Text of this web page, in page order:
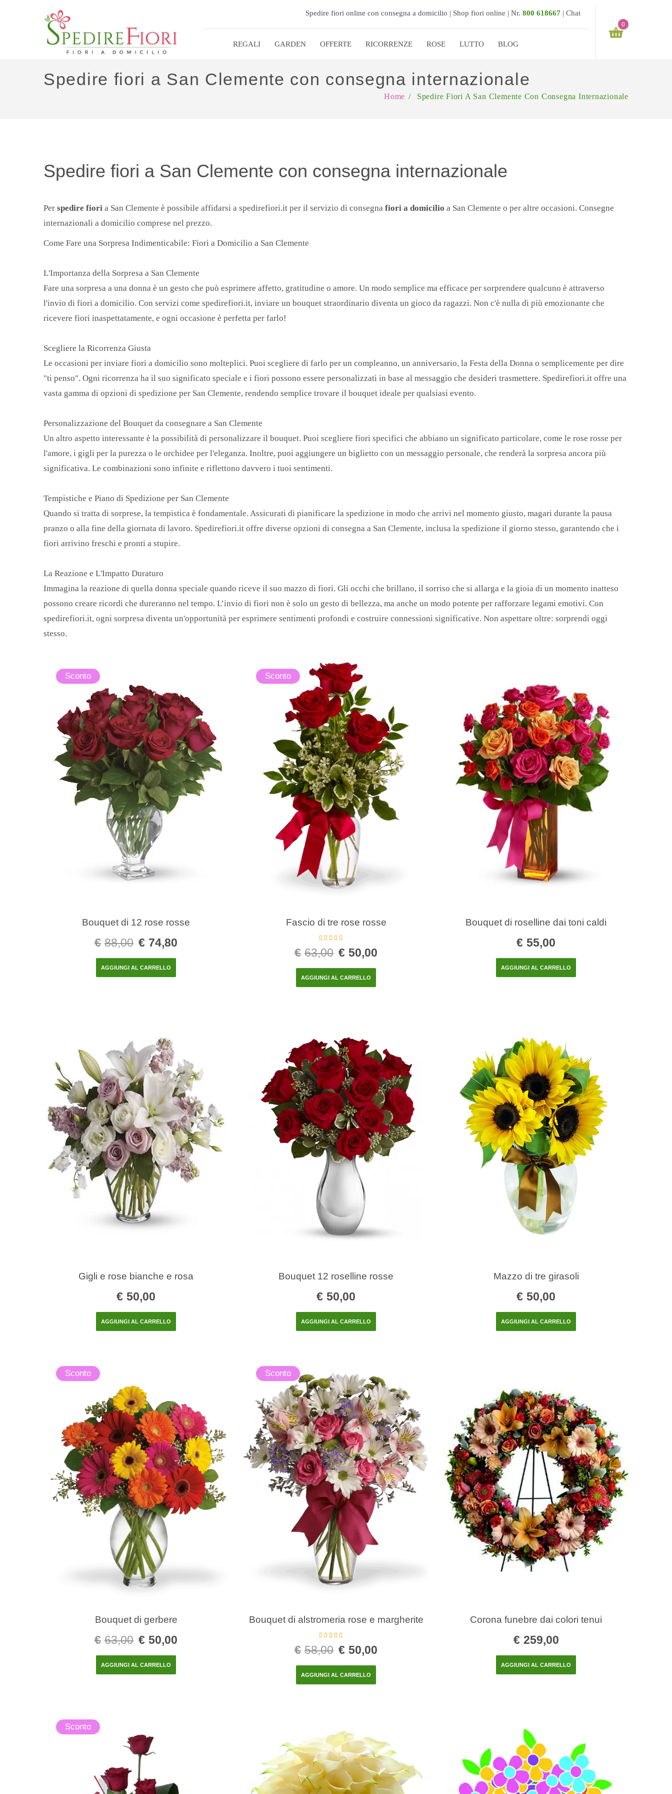
Spedire fiori online con consegna a domicilio | Shop fiori online | Nr. 800 618667 | Chat
REGALI GARDEN OFFERTE RICORRENZE ROSE LUTTO BLOG
0
SUBTOTALE:
Spedire fiori a San Clemente con consegna internazionale
Home / Spedire Fiori A San Clemente Con Consegna Internazionale
Spedire fiori a San Clemente con consegna internazionale
Per spedire fiori a San Clemente è possibile affidarsi a spedirefiori.it per il servizio di consegna fiori a domicilio a San Clemente o per altre occasioni. Consegne
internazionali a domicilio comprese nel prezzo.
Come Fare una Sorpresa Indimenticabile: Fiori a Domicilio a San Clemente
L'Importanza della Sorpresa a San Clemente
Fare una sorpresa a una donna è un gesto che può esprimere affetto, gratitudine o amore. Un modo semplice ma efficace per sorprendere qualcuno è attraverso
l'invio di fiori a domicilio. Con servizi come spedirefiori.it, inviare un bouquet straordinario diventa un gioco da ragazzi. Non c'è nulla di più emozionante che
ricevere fiori inaspettatamente, e ogni occasione è perfetta per farlo!
Scegliere la Ricorrenza Giusta
Le occasioni per inviare fiori a domicilio sono molteplici. Puoi scegliere di farlo per un compleanno, un anniversario, la Festa della Donna o semplicemente per dire
"ti penso". Ogni ricorrenza ha il suo significato speciale e i fiori possono essere personalizzati in base al messaggio che desideri trasmettere. Spedirefiori.it offre una
vasta gamma di opzioni di spedizione per San Clemente, rendendo semplice trovare il bouquet ideale per qualsiasi evento.
Personalizzazione del Bouquet da consegnare a San Clemente
Un altro aspetto interessante è la possibilità di personalizzare il bouquet. Puoi scegliere fiori specifici che abbiano un significato particolare, come le rose rosse per
l'amore, i gigli per la purezza o le orchidee per l'eleganza. Inoltre, puoi aggiungere un biglietto con un messaggio personale, che renderà la sorpresa ancora più
significativa. Le combinazioni sono infinite e riflettono davvero i tuoi sentimenti.
Tempistiche e Piano di Spedizione per San Clemente
Quando si tratta di sorprese, la tempistica è fondamentale. Assicurati di pianificare la spedizione in modo che arrivi nel momento giusto, magari durante la pausa
pranzo o alla fine della giornata di lavoro. Spedirefiori.it offre diverse opzioni di consegna a San Clemente, inclusa la spedizione il giorno stesso, garantendo che i
fiori arrivino freschi e pronti a stupire.
La Reazione e L'Impatto Duraturo
Immagina la reazione di quella donna speciale quando riceve il suo mazzo di fiori. Gli occhi che brillano, il sorriso che si allarga e la gioia di un momento inatteso
possono creare ricordi che dureranno nel tempo. L’invio di fiori non è solo un gesto di bellezza, ma anche un modo potente per rafforzare legami emotivi. Con
spedirefiori.it, ogni sorpresa diventa un'opportunità per esprimere sentimenti profondi e costruire connessioni significative. Non aspettare oltre: sorprendi oggi
stesso.
Sconto
Bouquet di 12 rose rosse
€ 88,00 € 74,80
AGGIUNGI AL CARRELLO
Sconto
Fascio di tre rose rosse
su 5
€ 63,00 € 50,00
AGGIUNGI AL CARRELLO
Bouquet di roselline dai toni caldi
€ 55,00
AGGIUNGI AL CARRELLO
Gigli e rose bianche e rosa
€ 50,00
AGGIUNGI AL CARRELLO
Bouquet 12 roselline rosse
€ 50,00
AGGIUNGI AL CARRELLO
Mazzo di tre girasoli
€ 50,00
AGGIUNGI AL CARRELLO
Sconto
Bouquet di gerbere
€ 63,00 € 50,00
AGGIUNGI AL CARRELLO
Sconto
Bouquet di alstromeria rose e margherite
su 5
€ 58,00 € 50,00
AGGIUNGI AL CARRELLO
Corona funebre dai colori tenui
€ 259,00
AGGIUNGI AL CARRELLO
Sconto